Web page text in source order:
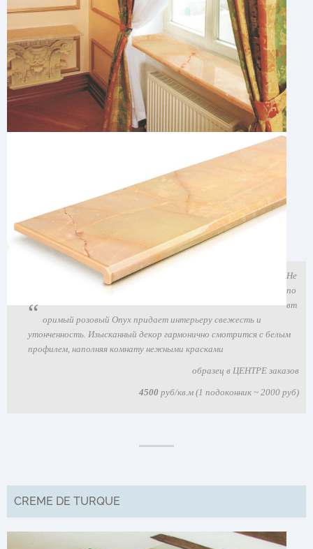
Не
по
вт
оримый розовый Onyx придает интерьеру свежесть и
утонченность. Изысканный декор гармонично смотрится с белым
профилем, наполняя комнату нежными красками
образец в ЦЕНТРЕ заказов
4500 руб/кв.м (1 подоконник ~ 2000 руб)
CREME DE TURQUE